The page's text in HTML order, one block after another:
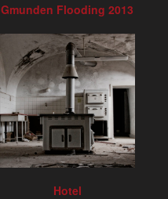
Gmunden Flooding 2013
Hotel